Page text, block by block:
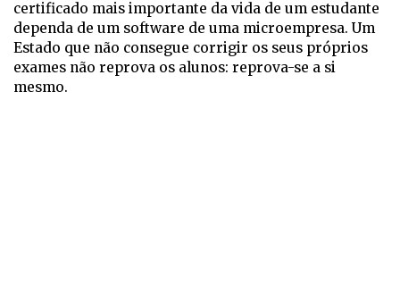
certificado mais importante da vida de um estudante
dependa de um software de uma microempresa. Um
Estado que não consegue corrigir os seus próprios
exames não reprova os alunos: reprova-se a si
mesmo.